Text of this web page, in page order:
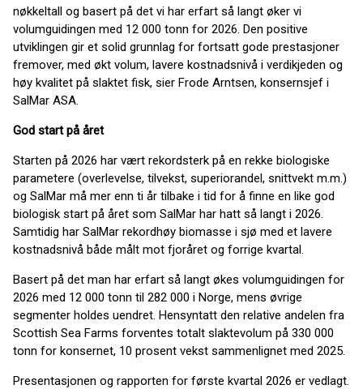
nøkkeltall og basert på det vi har erfart så langt øker vi
volumguidingen med 12 000 tonn for 2026. Den positive
utviklingen gir et solid grunnlag for fortsatt gode prestasjoner
fremover, med økt volum, lavere kostnadsnivå i verdikjeden og
høy kvalitet på slaktet fisk, sier Frode Arntsen, konsernsjef i
SalMar ASA.
God start på året
Starten på 2026 har vært rekordsterk på en rekke biologiske
parametere (overlevelse, tilvekst, superiorandel, snittvekt m.m.)
og SalMar må mer enn ti år tilbake i tid for å finne en like god
biologisk start på året som SalMar har hatt så langt i 2026.
Samtidig har SalMar rekordhøy biomasse i sjø med et lavere
kostnadsnivå både målt mot fjoråret og forrige kvartal.
Basert på det man har erfart så langt økes volumguidingen for
2026 med 12 000 tonn til 282 000 i Norge, mens øvrige
segmenter holdes uendret. Hensyntatt den relative andelen fra
Scottish Sea Farms forventes totalt slaktevolum på 330 000
tonn for konsernet, 10 prosent vekst sammenlignet med 2025.
Presentasjonen og rapporten for første kvartal 2026 er vedlagt.